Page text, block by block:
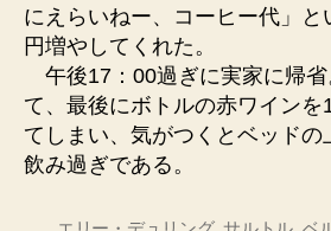
にえらいねー、コーヒー代」
円増やしてくれた。
午後17：00過ぎに実家に帰
て、最後にボトルの赤ワインを
てしまい、気がつくとベッドの
飲み過ぎである。